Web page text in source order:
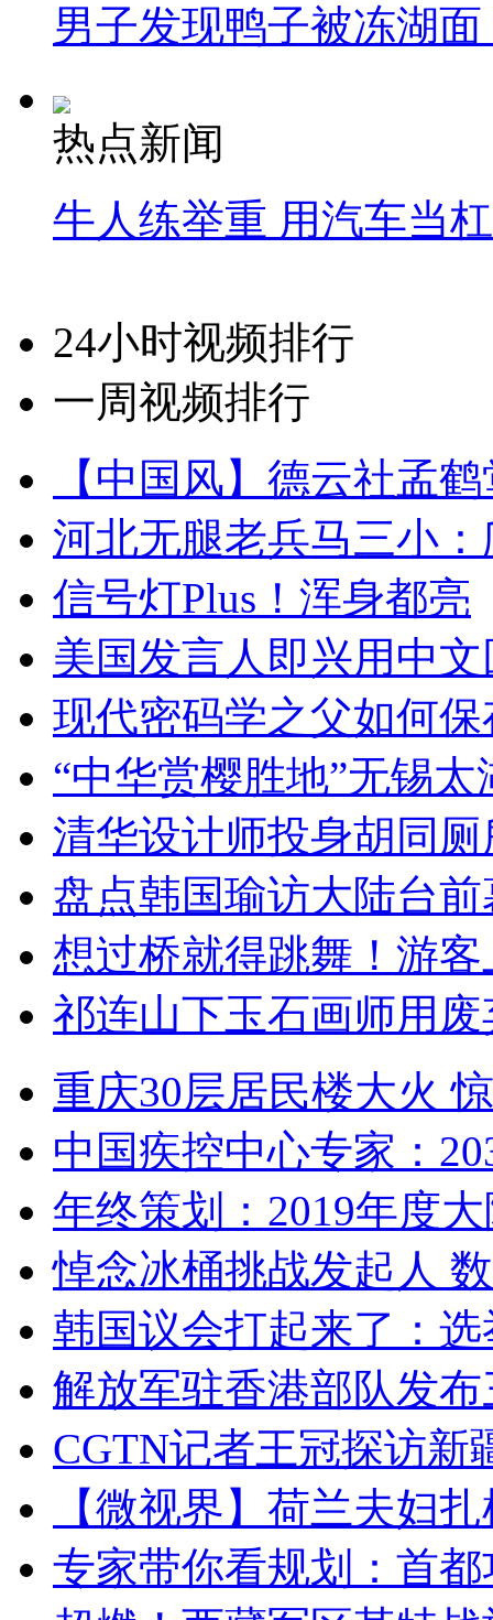
男子发现鸭子被冻湖
热点新闻
牛人练举重 用汽车当
24小时视频排行
一周视频排行
【中国风】德云社孟
河北无腿老兵马三小
信号灯Plus！浑身都亮
美国发言人即兴用中
现代密码学之父如何
“中华赏樱胜地”无锡
清华设计师投身胡同
盘点韩国瑜访大陆台
想过桥就得跳舞！游客
祁连山下玉石画师用
重庆30层居民楼大火
中国疾控中心专家：
年终策划：2019年度
悼念冰桶挑战发起人
韩国议会打起来了：
解放军驻香港部队发
CGTN记者王冠探访新
【微视界】荷兰夫妇
专家带你看规划：首